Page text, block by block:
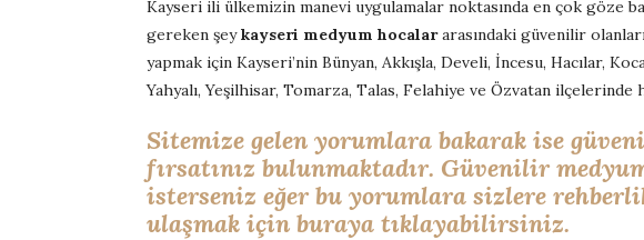
Kayseri ili ülkemizin manevi uygulamalar noktasında en çok göze
gereken şeykayseri medyum hocalararasındaki güvenilir
yapmak için Kayseri’nin Bünyan, Akkışla, Develi, İncesu, Hacılar,
Yahyalı, Yeşilhisar, Tomarza, Talas, Felahiye ve Özvatan
Sitemize gelen yorumlara bakarak ise
fırsatınız bulunmaktadır. Güvenilir
isterseniz eğer bu yorumlara sizlere
ulaşmak için buraya tıklayabilirsiniz.